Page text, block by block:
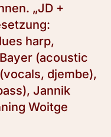
„JD +
harp,
(acoustic
djembe),
Jannik
Woitge